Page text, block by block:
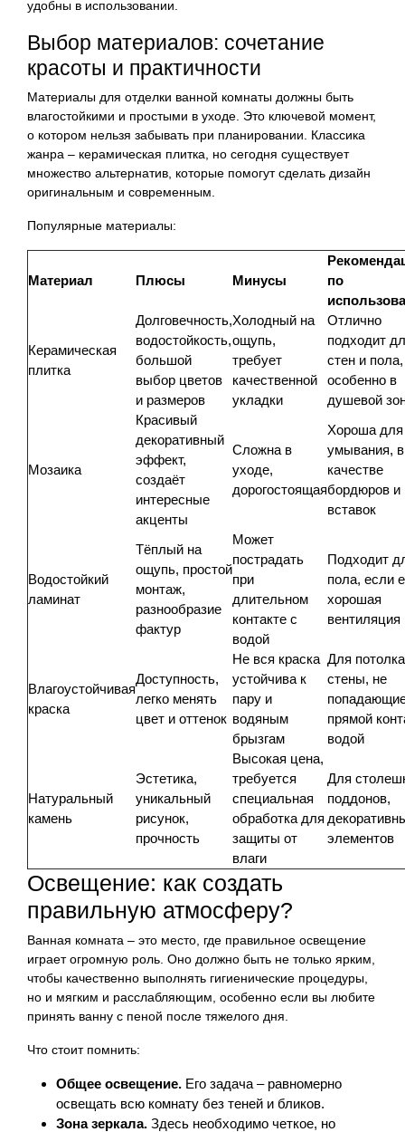
удобны в использовании.
Выбор материалов: сочетание
красоты и практичности
Материалы для отделки ванной комнаты должны быть
влагостойкими и простыми в уходе. Это ключевой момент,
о котором нельзя забывать при планировании. Классика
жанра – керамическая плитка, но сегодня существует
множество альтернатив, которые помогут сделать дизайн
оригинальным и современным.
Популярные материалы:
Материал Плюсы Минусы
по
Керамическая
плитка
Долговечность,
водостойкость,
большой
выбор цветов
и размеров
Холодный на
ощупь,
требует
качественной
укладки
Отлично
подходит
стен и пола,
особенно в
душевой
Мозаика
Красивый
декоративный
эффект,
создаёт
интересные
акценты
Сложна в
уходе,
дорогостоящая
Хороша для
умывания, в
качестве
бордюров и
вставок
Водостойкий
ламинат
Тёплый на
ощупь, простой
монтаж,
разнообразие
фактур
Может
пострадать
при
длительном
контакте с
водой
Подходит
пола, если
хорошая
вентиляция
Влагоустойчивая
краска
Доступность,
легко менять
цвет и оттенок
Не вся краска
устойчива к
пару и
водяным
брызгам
Для
стены, не
прямой
водой
Натуральный
камень
Эстетика,
уникальный
рисунок,
прочность
Высокая цена,
требуется
специальная
обработка для
защиты от
влаги
Для
поддонов,
элементов
Освещение: как создать
правильную атмосферу?
Ванная комната – это место, где правильное освещение
играет огромную роль. Оно должно быть не только ярким,
чтобы качественно выполнять гигиенические процедуры,
но и мягким и расслабляющим, особенно если вы любите
принять ванну с пеной после тяжелого дня.
Что стоит помнить:
Общее освещение. Его задача – равномерно
освещать всю комнату без теней и бликов.
Зона зеркала. Здесь необходимо четкое, но